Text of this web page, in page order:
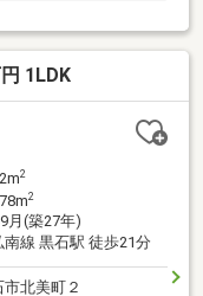
1LDK
2
2
月(築27年)
線 黒石駅 徒歩21分
北美町２